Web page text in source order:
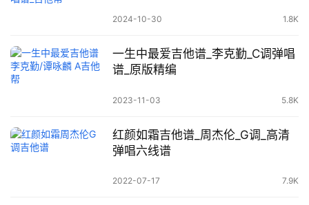
2024-10-30 1.8K
一生中最爱吉他谱_李克勤_C调弹唱
谱_原版精编
2023-11-03 5.8K
红颜如霜吉他谱_周杰伦_G调_高清
弹唱六线谱
2022-07-17 7.9K